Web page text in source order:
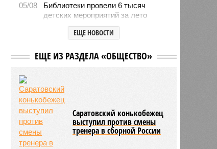
05/08
Библиотеки провели 6 тысяч
детских мероприятий за лето
Власти формируют стратегию
развития медицины до 2030 года
обсудил с главой Ртищевского
04/08
Саратовская область заняла 12
место по внедрению Платформы
обратной связи
04/08
Ртищевскому району на ремонт
дорог направят дополнительные
средства
ЕЩЕ НОВОСТИ
ЕЩЕ ИЗ РАЗДЕЛА «ОБЩЕСТВО»
Саратовский конькобежец
выступил против смены
тренера в сборной России